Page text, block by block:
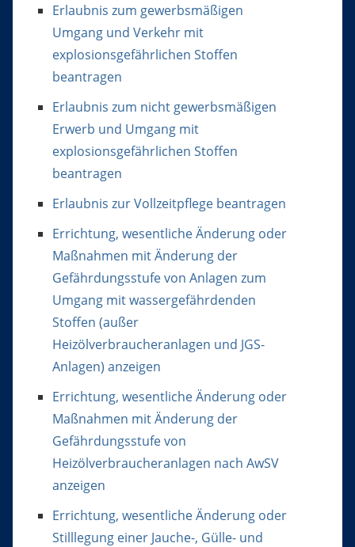
Erlaubnis zum gewerbsmäßigen
Umgang und Verkehr mit
explosionsgefährlichen Stoffen
beantragen
Erlaubnis zum nicht gewerbsmäßigen
Erwerb und Umgang mit
explosionsgefährlichen Stoffen
beantragen
Erlaubnis zur Vollzeitpflege beantragen
Errichtung, wesentliche Änderung oder
Maßnahmen mit Änderung der
Gefährdungsstufe von Anlagen zum
Umgang mit wassergefährdenden
Stoffen (außer
Heizölverbraucheranlagen und JGS-
Anlagen) anzeigen
Errichtung, wesentliche Änderung oder
Maßnahmen mit Änderung der
Gefährdungsstufe von
Heizölverbraucheranlagen nach AwSV
anzeigen
Errichtung, wesentliche Änderung oder
Stilllegung einer Jauche-, Gülle- und